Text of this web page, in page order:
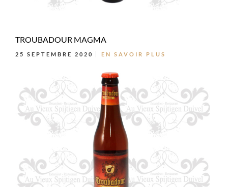
TROUBADOUR MAGMA
25 SEPTEMBRE 2020 EN SAVOIR PLUS